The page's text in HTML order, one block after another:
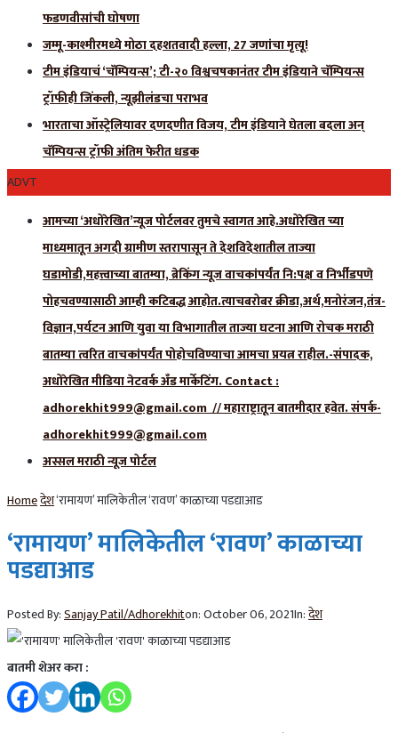
फडणवीसांची घोषणा
जम्मू-काश्मीरमध्ये मोठा दहशतवादी हल्ला, 27 जणांचा मृत्यू!
टीम इंडियाचं ‘चॅम्पियन्स’; टी-२० विश्वचषकानंतर टीम इंडियाने चॅम्पियन्स
ट्रॉफीही जिंकली, न्यूझीलंडचा पराभव
भारताचा ऑस्ट्रेलियावर दणदणीत विजय, टीम इंडियाने घेतला बदला अन्
चॅम्पियन्स ट्रॉफी अंतिम फेरीत धडक
ADVT
आमच्या ‘अधोरेखित’न्यूज पोर्टलवर तुमचे स्वागत आहे.अधोरेखित च्या
माध्यमातून अगदी ग्रामीण स्तरापासून ते देशविदेशातील ताज्या
घडामोडी,महत्त्वाच्या बातम्या, ब्रेकिंग न्यूज वाचकांपर्यंत नि:पक्ष व निर्भीडपणे
पोहचवण्यासाठी आम्ही कटिबद्ध आहोत.त्याचबरोबर क्रीडा,अर्थ,मनोरंजन,तंत्र-
विज्ञान,पर्यटन आणि युवा या विभागातील ताज्या घटना आणि रोचक मराठी
बातम्या त्वरित वाचकांपर्यंत पोहोचविण्याचा आमचा प्रयत्न राहील.-संपादक,
अधोरेखित मीडिया नेटवर्क अँड मार्केटिंग. Contact :
adhorekhit999@gmail.com // महाराष्ट्रातून बातमीदार हवेत. संपर्क-
adhorekhit999@gmail.com
अस्सल मराठी न्यूज पोर्टल
Homeदेश‘रामायण’ मालिकेतील ‘रावण’ काळाच्या पडद्याआड
‘रामायण’ मालिकेतील ‘रावण’ काळाच्या
पडद्याआड
Posted By:Sanjay Patil/Adhorekhiton:October 06, 2021In:देश
बातमी शेअर करा :